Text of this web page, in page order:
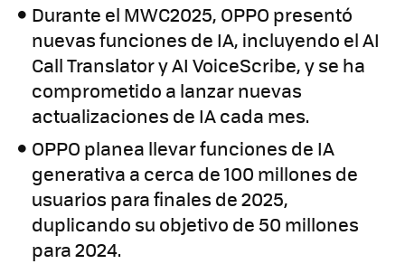
Durante el MWC2025, OPPO presentó
nuevas funciones de IA, incluyendo el AI
Call Translator y AI VoiceScribe, y se ha
comprometido a lanzar nuevas
actualizaciones de IA cada mes.
OPPO planea llevar funciones de IA
generativa a cerca de 100 millones de
usuarios para finales de 2025,
duplicando su objetivo de 50 millones
para 2024.